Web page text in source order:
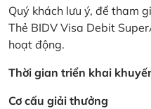
Quý khách lưu ý, để tham
Thẻ BIDV Visa Debit
hoạt động.
Thời gian triển khai
Cơ cấu giải thưởng